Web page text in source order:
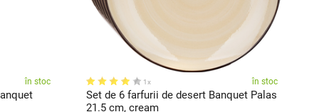
în stoc 1x în stoc
Set de 6 farfurii de desert Banquet Palas
21.5 cm, cream